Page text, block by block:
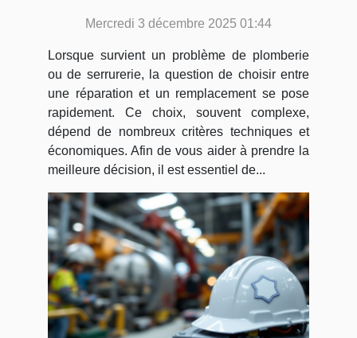
Mercredi 3 décembre 2025 01:44
Lorsque survient un problème de plomberie
ou de serrurerie, la question de choisir entre
une réparation et un remplacement se pose
rapidement. Ce choix, souvent complexe,
dépend de nombreux critères techniques et
économiques. Afin de vous aider à prendre la
meilleure décision, il est essentiel de...